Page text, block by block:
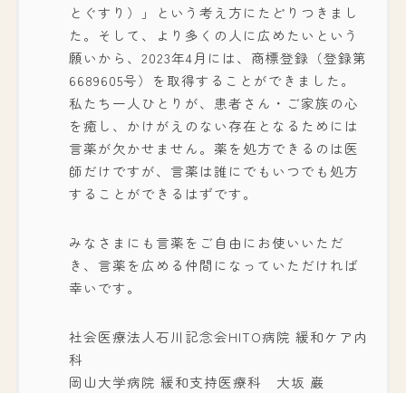
とぐすり）」という考え方にたどりつきまし
た。そして、より多くの人に広めたいという
願いから、2023年4月には、商標登録（登録第
6689605号）を取得することができました。
私たち一人ひとりが、患者さん・ご家族の心
を癒し、かけがえのない存在となるためには
言薬が欠かせません。薬を処方できるのは医
師だけですが、言薬は誰にでもいつでも処方
することができるはずです。
みなさまにも言薬をご自由にお使いいただ
き、言薬を広める仲間になっていただければ
幸いです。
社会医療法人石川記念会HITO病院 緩和ケア内
科
岡山大学病院 緩和支持医療科 大坂 巌